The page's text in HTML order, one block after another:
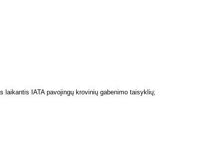
laikantis IATA pavojingų krovinių gabenimo taisyklių;